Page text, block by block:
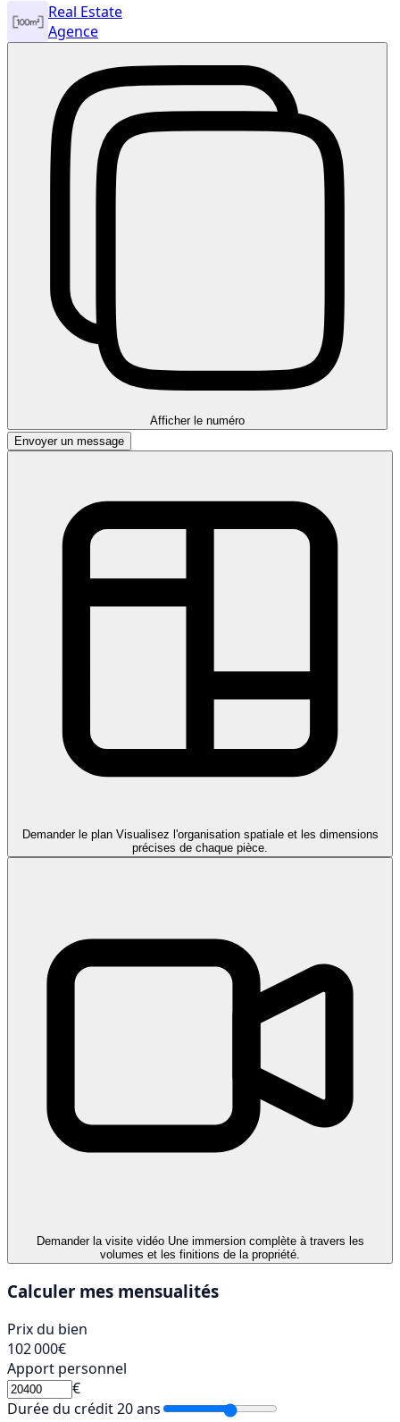
Real Estate
Agence
Afficher le numéro
Envoyer un message
Demander le plan Visualisez l'organisation spatiale et les dimensions
précises de chaque pièce.
Demander la visite vidéo Une immersion complète à travers les
volumes et les finitions de la propriété.
Calculer mes mensualités
Prix du bien
102 000€
Apport personnel
€
Durée du crédit20 ans